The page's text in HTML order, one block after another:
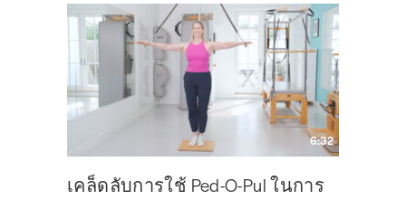
6:32
เคล็ดลับการใช้ Ped-O-Pul ในการ